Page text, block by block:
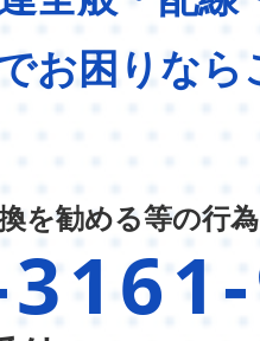
お困りなら
を勧める等の行